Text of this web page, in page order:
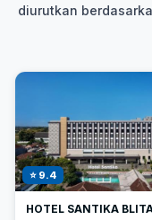
diurutkan
⭐ 9.4
HOTEL SANTIKA